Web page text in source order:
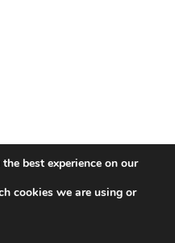
von WordPress
best experience on our
cookies we are using or